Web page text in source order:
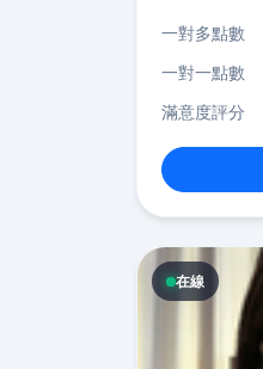
一對多點數
一對一點數
滿意度評分
在線